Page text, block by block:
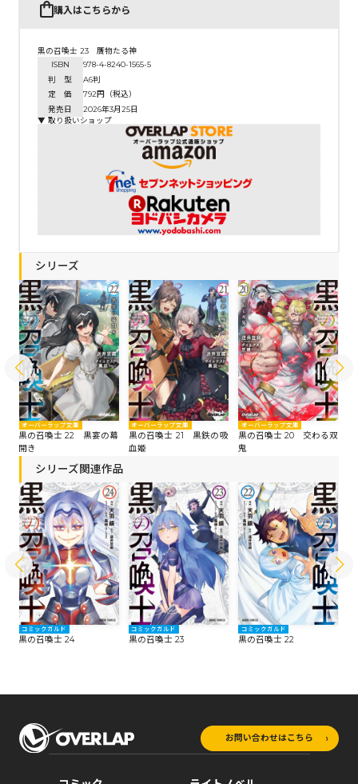
購入はこちらから
黒の召喚士 23 贋物たる神
ISBN
978-4-8240-1565-5
判 型
A6判
定 価
792円（税込）
発売日
2026年3月25日
▼ 取り扱いショップ
シリーズ
オーバーラップ文庫
黒の召喚士 22 黒宴の幕
開き
オーバーラップ文庫
黒の召喚士 21 黒鉄の吸
血姫
オーバーラップ文庫
黒の召喚士 20 交わる双
鬼
シリーズ関連作品
コミックガルド
黒の召喚士 24
コミックガルド
黒の召喚士 23
コミックガルド
黒の召喚士 22
お問い合わせはこちら